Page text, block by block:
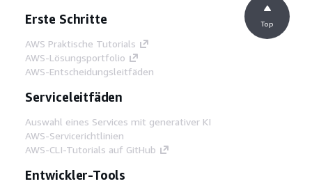
Erste Schritte
AWS Praktische Tutorials
AWS-Lösungsportfolio
AWS-Entscheidungsleitfäden
Serviceleitfäden
Auswahl eines Services mit generativer KI
AWS-Servicerichtlinien
AWS-CLI-Tutorials auf GitHub
Entwickler-Tools
Top